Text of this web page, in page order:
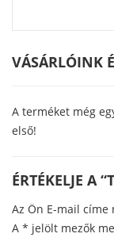
VÁSÁRLÓINK
A terméket még
első!
ÉRTÉKELJE A
Az Ön E-mail
A * jelölt mezők